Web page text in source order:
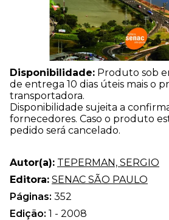
Disponibilidade: Produto sob
de entrega 10 dias úteis mais o
transportadora.
Disponibilidade sujeita a
fornecedores. Caso o produto
pedido será cancelado.
Autor(a): TEPERMAN, SERGIO
Editora: SENAC SÃO PAULO
Páginas: 352
Edição: 1 - 2008